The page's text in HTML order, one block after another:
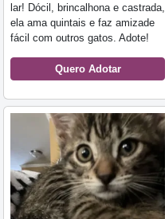
lar! Dócil, brincalhona e castrada,
ela ama quintais e faz amizade
fácil com outros gatos. Adote!
Quero Adotar